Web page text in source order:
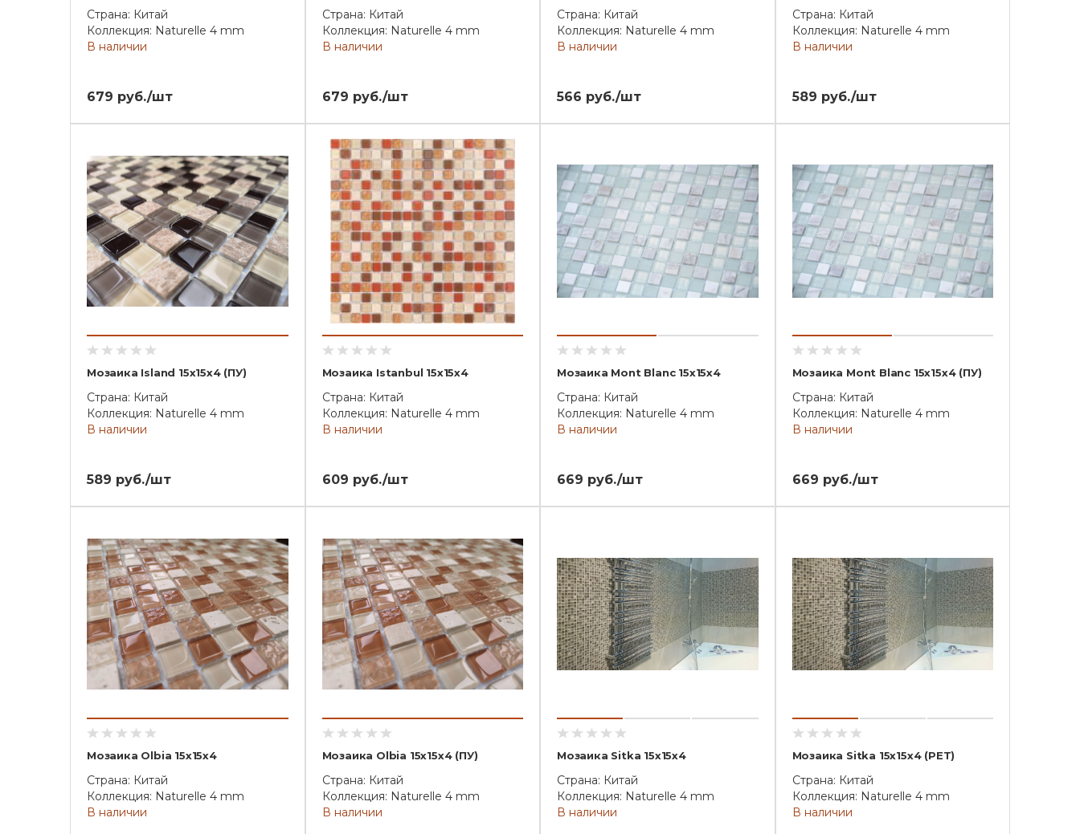
Страна: Китай
Коллекция: Naturelle 4 mm
В наличии
679 руб./шт
Страна: Китай
Коллекция: Naturelle 4 mm
В наличии
679 руб./шт
Страна: Китай
Коллекция: Naturelle 4 mm
В наличии
566 руб./шт
Страна: Китай
Коллекция: Naturelle 4 mm
В наличии
589 руб./шт
Мозаика Island 15x15x4 (ПУ)
Страна: Китай
Коллекция: Naturelle 4 mm
В наличии
589 руб./шт
Мозаика Istanbul 15x15x4
Страна: Китай
Коллекция: Naturelle 4 mm
В наличии
609 руб./шт
Мозаика Mont Blanc 15x15x4
Страна: Китай
Коллекция: Naturelle 4 mm
В наличии
669 руб./шт
Мозаика Mont Blanc 15x15x4 (ПУ)
Страна: Китай
Коллекция: Naturelle 4 mm
В наличии
669 руб./шт
Мозаика Olbia 15x15x4
Страна: Китай
Коллекция: Naturelle 4 mm
В наличии
Мозаика Olbia 15x15x4 (ПУ)
Страна: Китай
Коллекция: Naturelle 4 mm
В наличии
Мозаика Sitka 15x15x4
Страна: Китай
Коллекция: Naturelle 4 mm
В наличии
Мозаика Sitka 15x15x4 (PET)
Страна: Китай
Коллекция: Naturelle 4 mm
В наличии